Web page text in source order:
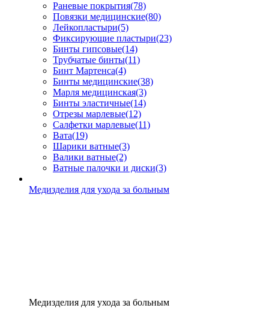
Раневые покрытия(78)
Повязки медицинские(80)
Лейкопластыри(5)
Фиксирующие пластыри(23)
Бинты гипсовые(14)
Трубчатые бинты(11)
Бинт Мартенса(4)
Бинты медицинские(38)
Марля медицинская(3)
Бинты эластичные(14)
Отрезы марлевые(12)
Салфетки марлевые(11)
Вата(19)
Шарики ватные(3)
Валики ватные(2)
Ватные палочки и диски(3)
Медизделия для ухода за больным
Медизделия для ухода за больным